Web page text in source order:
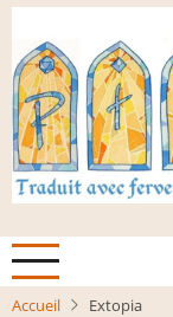
Aller
contenu
principal
Accueil Extopia